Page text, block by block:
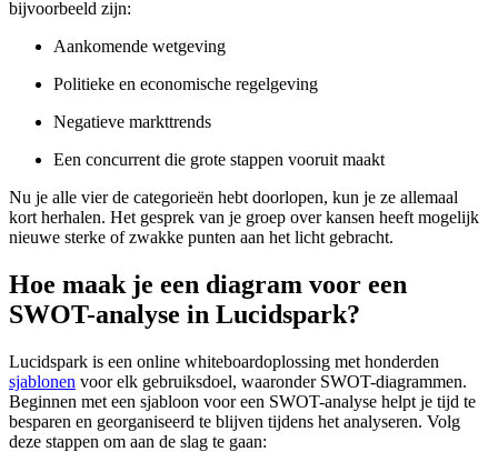
bijvoorbeeld zijn:
Aankomende wetgeving
Politieke en economische regelgeving
Negatieve markttrends
Een concurrent die grote stappen vooruit maakt
Nu je alle vier de categorieën hebt doorlopen, kun je ze allemaal
kort herhalen. Het gesprek van je groep over kansen heeft mogelijk
nieuwe sterke of zwakke punten aan het licht gebracht.
Hoe maak je een diagram voor een
SWOT-analyse in Lucidspark?
Lucidspark is een online whiteboardoplossing met honderden
sjablonen voor elk gebruiksdoel, waaronder SWOT-diagrammen.
Beginnen met een sjabloon voor een SWOT-analyse helpt je tijd te
besparen en georganiseerd te blijven tijdens het analyseren. Volg
deze stappen om aan de slag te gaan: